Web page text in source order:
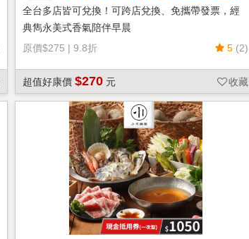
熱特濃美式(大杯)
全台多店皆可兌換！可跨店兌換、免攜帶發票，經
典雋永美式香氣陪伴早晨
原價$275 | 9.8折 5 (2)
超值好康價 $270 元 收藏